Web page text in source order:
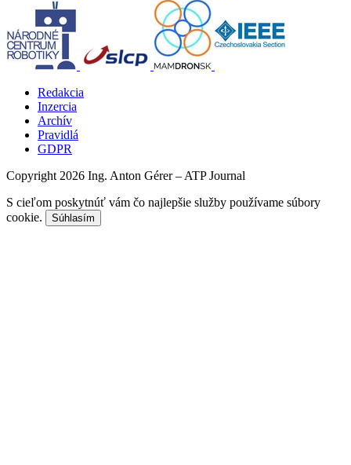
Redakcia
Inzercia
Archív
Pravidlá
GDPR
Copyright 2026 Ing. Anton Gérer – ATP Journal
S cieľom poskytnúť vám čo najlepšie služby používame súbory
cookie.
Súhlasím